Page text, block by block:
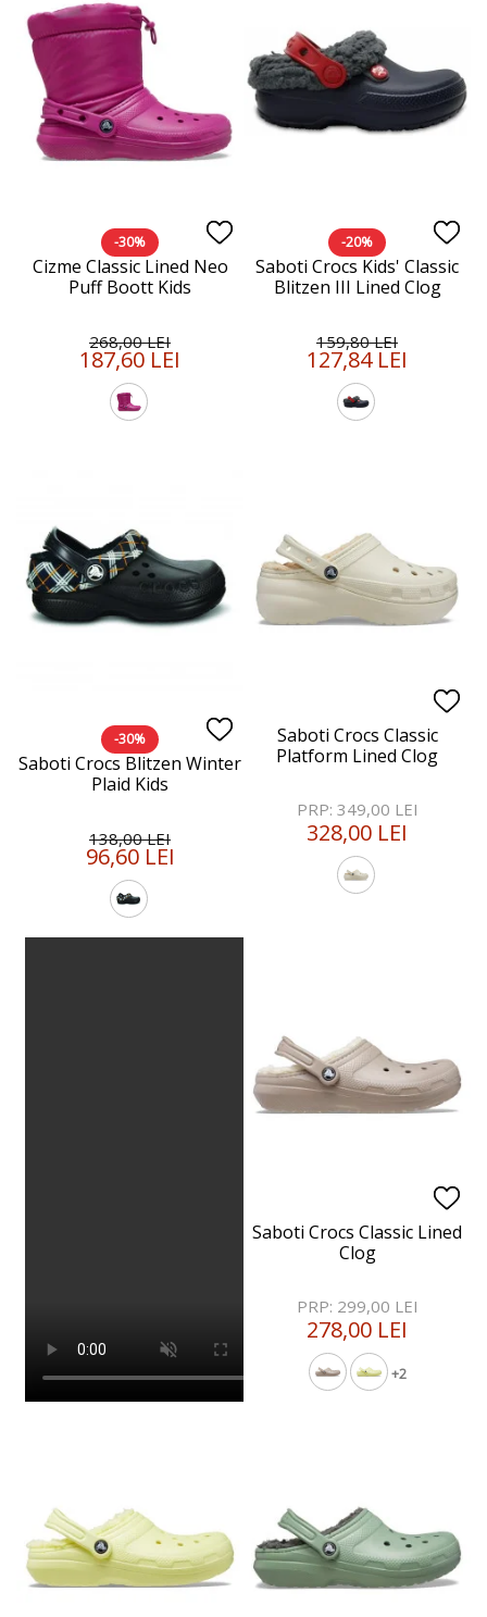
-30%
Cizme Classic Lined Neo
Puff Boott Kids
268,00 LEI
187,60 LEI
-20%
Saboti Crocs Kids' Classic
Blitzen III Lined Clog
159,80 LEI
127,84 LEI
-30%
Saboti Crocs Blitzen Winter
Plaid Kids
138,00 LEI
96,60 LEI
Saboti Crocs Classic
Platform Lined Clog
PRP: 349,00 LEI
328,00 LEI
Saboti Crocs Classic Lined
Clog
+2
PRP: 299,00 LEI
278,00 LEI